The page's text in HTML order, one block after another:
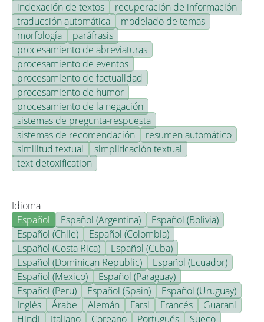
indexación de textos
recuperación de información
traducción automática
modelado de temas
morfología
paráfrasis
procesamiento de abreviaturas
procesamiento de eventos
procesamiento de factualidad
procesamiento de humor
procesamiento de la negación
sistemas de pregunta-respuesta
sistemas de recomendación
resumen automático
similitud textual
simplificación textual
text detoxification
Idioma
Español
Español (Argentina)
Español (Bolivia)
Español (Chile)
Español (Colombia)
Español (Costa Rica)
Español (Cuba)
Español (Dominican Republic)
Español (Ecuador)
Español (Mexico)
Español (Paraguay)
Español (Peru)
Español (Spain)
Español (Uruguay)
Inglés
Árabe Alemán Farsi Francés
Guarani
Hindi
Italiano Coreano Portugués
Sueco